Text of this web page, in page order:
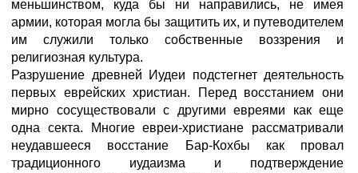
меньшинством, куда бы ни направились, не имея
армии, которая могла бы защитить их, и путеводителем
им служили только собственные воззрения и
религиозная культура.
Разрушение древней Иудеи подстегнет деятельность
первых еврейских христиан. Перед восстанием они
мирно сосуществовали с другими евреями как еще
одна секта. Многие евреи-христиане рассматривали
неудавшееся восстание Бар-Кохбы как провал
традиционного иудаизма и подтверждение